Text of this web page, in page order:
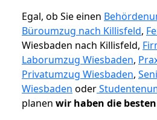
Egal, ob Sie einen
Büroumzug nach Killisfeld,
Wiesbaden nach Killisfeld,
Laborumzug Wiesbaden,
Privatumzug Wiesbaden,
Wiesbaden oder
planen wir haben die